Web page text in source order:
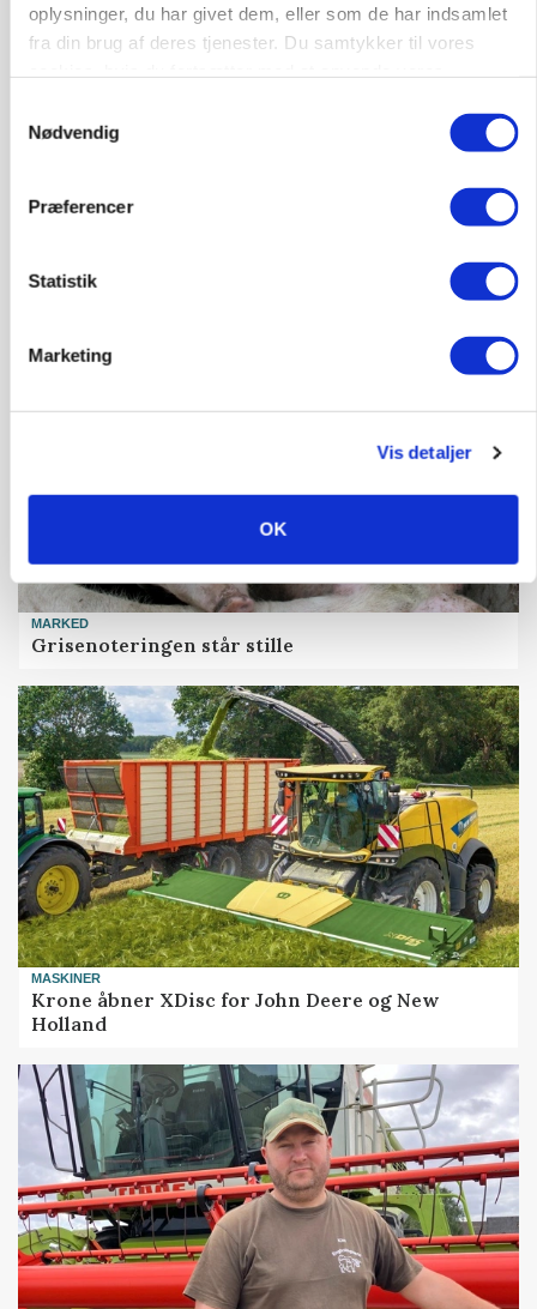
oplysninger, du har givet dem, eller som de har indsamlet
fra din brug af deres tjenester. Du samtykker til vores
Nødvendig
Præferencer
Statistik
Marketing
Vis detaljer
OK
MASKINER
Forserie til selvkørende skårlægger afprøves i år
Markvandring sætter fokus på elefantgræs
MARKED
Grisenoteringen står stille
MASKINER
Krone åbner XDisc for John Deere og New
Holland